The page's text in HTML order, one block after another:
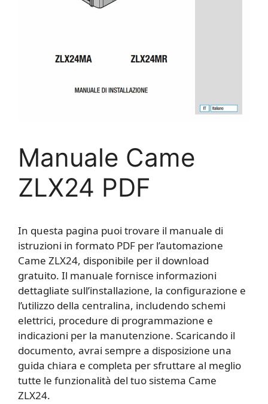
Manuale Came
ZLX24 PDF
In questa pagina puoi trovare il manuale di
istruzioni in formato PDF per l’automazione
Came ZLX24, disponibile per il download
gratuito. Il manuale fornisce informazioni
dettagliate sull’installazione, la configurazione e
l’utilizzo della centralina, includendo schemi
elettrici, procedure di programmazione e
indicazioni per la manutenzione. Scaricando il
documento, avrai sempre a disposizione una
guida chiara e completa per sfruttare al meglio
tutte le funzionalità del tuo sistema Came
ZLX24.